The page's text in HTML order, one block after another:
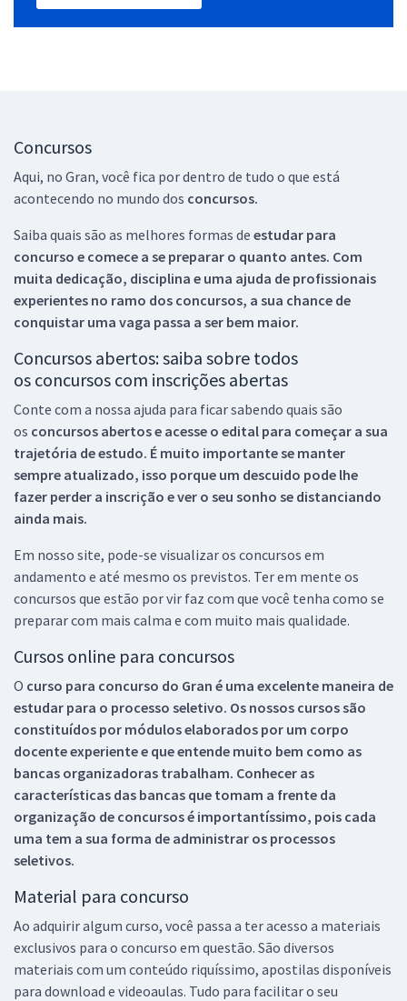
Concursos
Aqui, no Gran, você fica por dentro de tudo o que está
acontecendo no mundo dos concursos.
Saiba quais são as melhores formas de estudar para
concurso e comece a se preparar o quanto antes. Com
muita dedicação, disciplina e uma ajuda de profissionais
experientes no ramo dos concursos, a sua chance de
conquistar uma vaga passa a ser bem maior.
Concursos abertos: saiba sobre todos
os concursos com inscrições abertas
Conte com a nossa ajuda para ficar sabendo quais são
os concursos abertos e acesse o edital para começar a sua
trajetória de estudo. É muito importante se manter
sempre atualizado, isso porque um descuido pode lhe
fazer perder a inscrição e ver o seu sonho se distanciando
ainda mais.
Em nosso site, pode-se visualizar os concursos em
andamento e até mesmo os previstos. Ter em mente os
concursos que estão por vir faz com que você tenha como se
preparar com mais calma e com muito mais qualidade.
Cursos online para concursos
O curso para concurso do Gran é uma excelente maneira de
estudar para o processo seletivo. Os nossos cursos são
constituídos por módulos elaborados por um corpo
docente experiente e que entende muito bem como as
bancas organizadoras trabalham. Conhecer as
características das bancas que tomam a frente da
organização de concursos é importantíssimo, pois cada
uma tem a sua forma de administrar os processos
seletivos.
Material para concurso
Ao adquirir algum curso, você passa a ter acesso a materiais
exclusivos para o concurso em questão. São diversos
materiais com um conteúdo riquíssimo, apostilas disponíveis
para download e videoaulas. Tudo para facilitar o seu